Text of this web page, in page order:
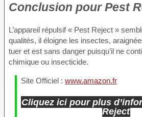
Conclusion pour Pest
L’appareil répulsif « Pest Reject »
qualités, il éloigne les insectes,
tuer et est sans danger puisqu’il ne
chimique ou insecticide.
Site Officiel : www.amazon.fr
Cliquez ici pour plus
Reject